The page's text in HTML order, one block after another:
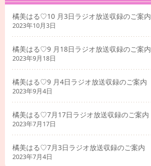
橘美はる♡10 月3日ラジオ放送収録のご案内
2023年10月3日
橘美はる♡9 月18日ラジオ放送収録のご案内
2023年9月18日
橘美はる♡9 月4日ラジオ放送収録のご案内
2023年9月4日
橘美はる♡7月17日ラジオ放送収録のご案内
2023年7月17日
橘美はる♡7月3日ラジオ放送収録のご案内
2023年7月4日